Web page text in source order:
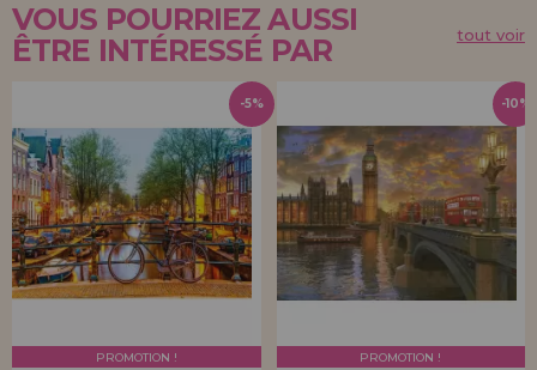
VOUS POURRIEZ AUSSI
ÊTRE INTÉRESSÉ PAR
tout voir
PROMOTION !
-5%
PROMOTION !
-10%